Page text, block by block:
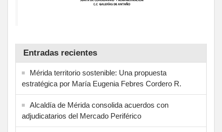
Entradas recientes
Mérida territorio sostenible: Una propuesta
estratégica por María Eugenia Febres Cordero R.
Alcaldía de Mérida consolida acuerdos con
adjudicatarios del Mercado Periférico